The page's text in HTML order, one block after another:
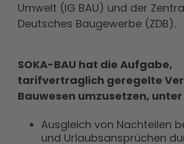
Umwelt (IG BAU) und der
Deutsches Baugewerbe (ZDB).
SOKA-BAU hat die Aufgabe,
tarifvertraglich geregelte
Bauwesen umzusetzen,
Ausgleich von Nachteilen
und Urlaubsansprüchen